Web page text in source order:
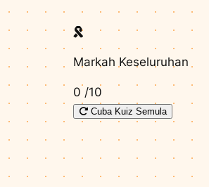
Markah Keseluruhan
0 /10
Cuba Kuiz Semula